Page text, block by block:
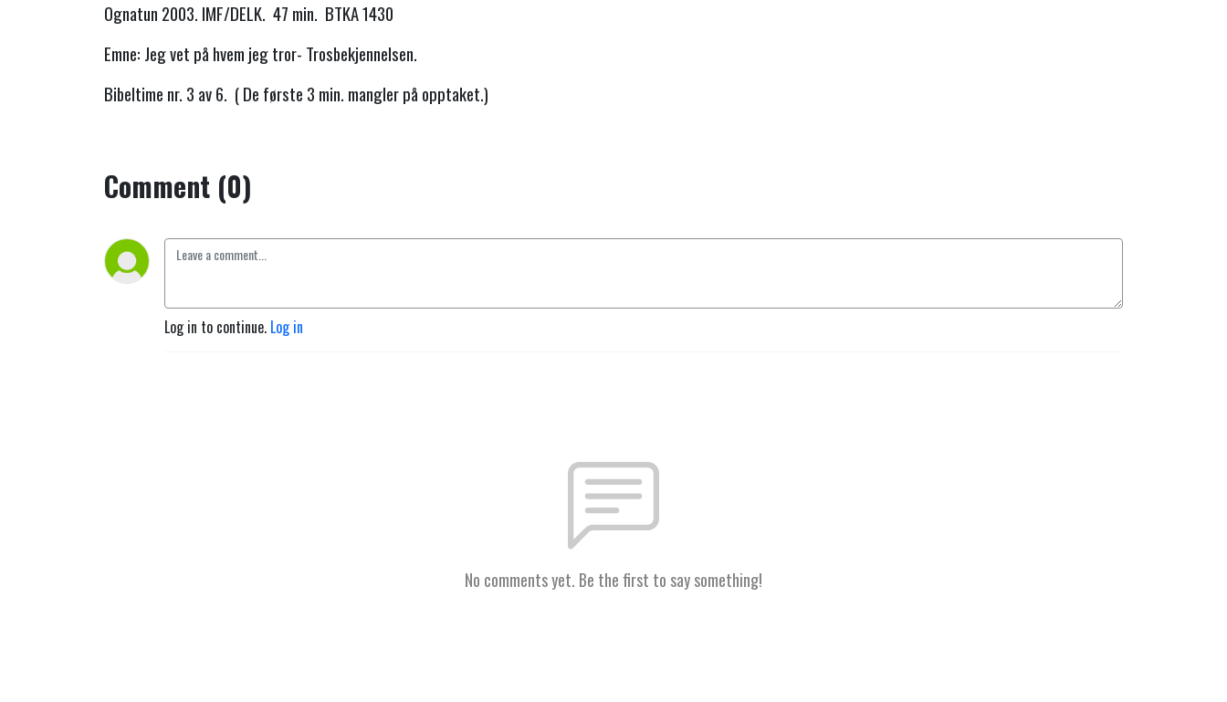
Ognatun 2003. IMF/DELK. 47 min. BTKA 1430
Emne: Jeg vet på hvem jeg tror- Trosbekjennelsen.
Bibeltime nr. 3 av 6. ( De første 3 min. mangler på opptaket.)
Comment (0)
Log in to continue. Log in
No comments yet. Be the first to say something!